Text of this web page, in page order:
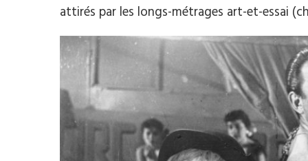
attirés par les longs-métrages art-et-essai